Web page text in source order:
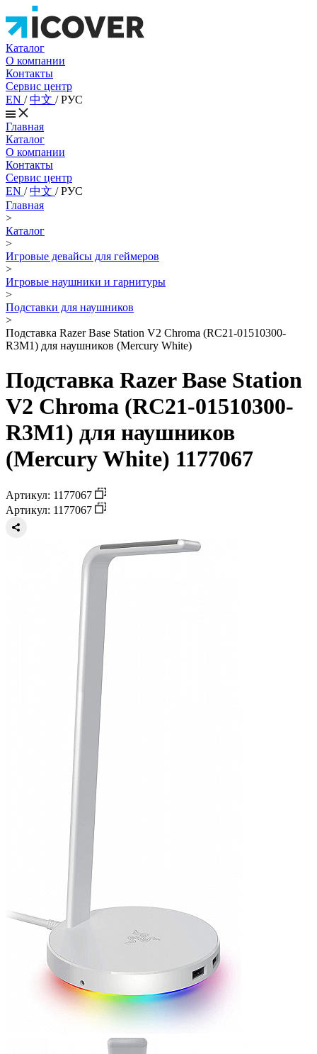
Каталог
О компании
Контакты
Сервис центр
EN /中文 /РУС
Главная
Каталог
О компании
Контакты
Сервис центр
EN /中文 /РУС
Главная
>
Каталог
>
Игровые девайсы для геймеров
>
Игровые наушники и гарнитуры
>
Подставки для наушников
>
Подставка Razer Base Station V2 Chroma (RC21-01510300-
R3M1) для наушников (Mercury White)
Подставка Razer Base Station
V2 Chroma (RC21-01510300-
R3M1) для наушников
(Mercury White) 1177067
Артикул: 1177067
Артикул: 1177067